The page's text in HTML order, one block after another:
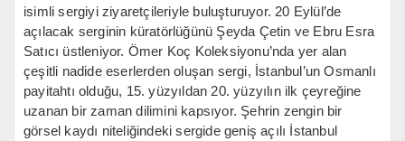
isimli sergiyi ziyaretçileriyle buluşturuyor. 20 Eylül’de
açılacak serginin küratörlüğünü Şeyda Çetin ve Ebru Esra
Satıcı üstleniyor. Ömer Koç Koleksiyonu’nda yer alan
çeşitli nadide eserlerden oluşan sergi, İstanbul’un Osmanlı
payitahtı olduğu, 15. yüzyıldan 20. yüzyılın ilk çeyreğine
uzanan bir zaman dilimini kapsıyor. Şehrin zengin bir
görsel kaydı niteliğindeki sergide geniş açılı İstanbul